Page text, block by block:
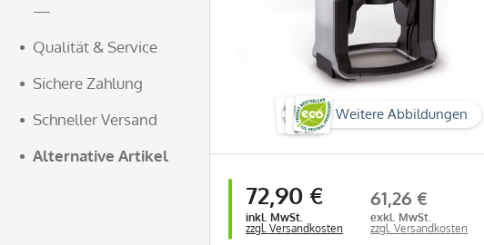
—
Qualität & Service
Sichere Zahlung
Schneller Versand
Alternative Artikel
Weitere Abbildungen
72,90 €
inkl. MwSt.
zzgl. Versandkosten
61,26 €
exkl. MwSt.
zzgl. Versandkosten